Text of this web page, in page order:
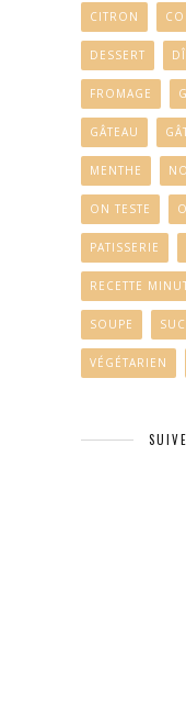
CITRON
DESSERT
FROMAGE
GÂTEAU
MENTHE
ON TESTE
PATISSERIE
RECETTE
SOUPE
VÉGÉTARIEN